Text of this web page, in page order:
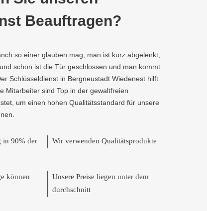
Beauftragen?
so einer glauben mag, man ist kurz abgelenkt,
schon ist die Tür geschlossen und man kommt
Schlüsseldienst in Bergneustadt Wiedenest hilft
Mitarbeiter sind Top in der gewaltfreien
um einen hohen Qualitätsstandard für unsere
in 90% der
Wir verwenden Qualitätsprodukte
können
Unsere Preise liegen unter dem
durchschnitt